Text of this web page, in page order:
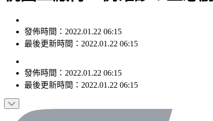
發佈時間：2022.01.22 06:15
最後更新時間：2022.01.22 06:15
發佈時間： 2022.01.22 06:15
最後更新時間： 2022.01.22 06:15